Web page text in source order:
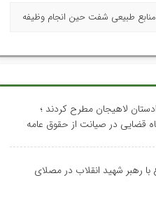
طبیعی شفت حین انجام وظیفه
لاهیجان مطرح کردند ؛
قضایی در صیانت از حقوق عامه
با رهبر شهید انقلاب در مصلای